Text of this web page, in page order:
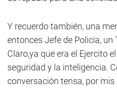
Y recuerdo también, una
entonces Jefe de Policía, un
Claro,ya que era el Ejercito
seguridad y la inteligencia.
conversación tensa, por mis